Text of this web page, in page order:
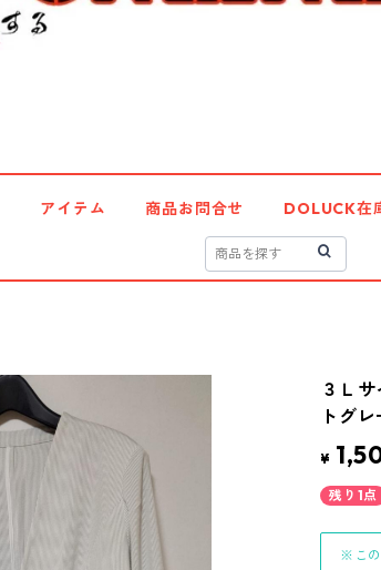
アイテム 商品お問合せ DOLUCK在
３Ｌ
トグ
¥
残り1点
※この